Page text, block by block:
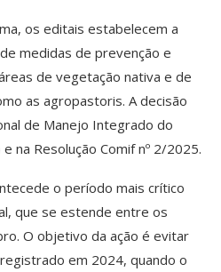
os editais estabelecem a
medidas de prevenção e
de vegetação nativa e de
as agropastoris. A decisão
de Manejo Integrado do
na Resolução Comif nº 2/2025.
o período mais crítico
que se estende entre os
O objetivo da ação é evitar
em 2024, quando o